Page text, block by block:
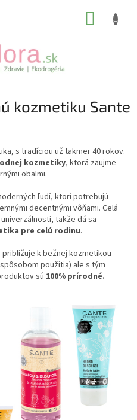
kozmetiku Sante
s tradíciou už takmer 40 rokov.
kozmetiky, ktorá zaujme
obalmi.
ľudí, ktorí potrebujú
decentnými vôňami. Celá
takže dá sa
pre celú rodinu.
k bežnej kozmetikou
použitia) ale s tým
sú 100% prírodné.